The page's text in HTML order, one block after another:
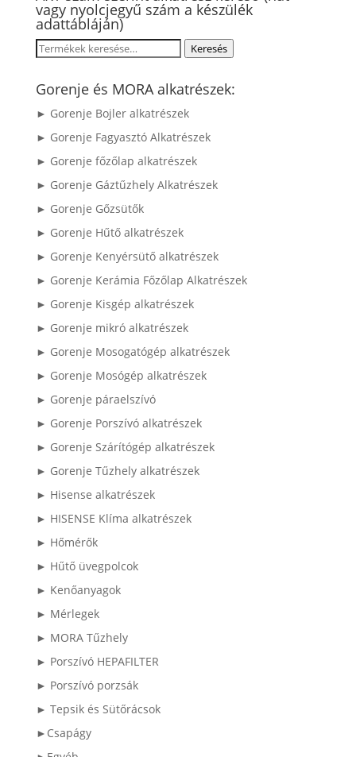
vagy nyolcjegyű szám a készülék
adattábláján)
Keresés
következőre:
Keresés
Gorenje és MORA alkatrészek:
► Gorenje Bojler alkatrészek
► Gorenje Fagyasztó Alkatrészek
► Gorenje főzőlap alkatrészek
► Gorenje Gáztűzhely Alkatrészek
► Gorenje Gőzsütők
► Gorenje Hűtő alkatrészek
► Gorenje Kenyérsütő alkatrészek
► Gorenje Kerámia Főzőlap Alkatrészek
► Gorenje Kisgép alkatrészek
► Gorenje mikró alkatrészek
► Gorenje Mosogatógép alkatrészek
► Gorenje Mosógép alkatrészek
► Gorenje páraelszívó
► Gorenje Porszívó alkatrészek
► Gorenje Szárítógép alkatrészek
► Gorenje Tűzhely alkatrészek
► Hisense alkatrészek
► HISENSE Klíma alkatrészek
► Hőmérők
► Hűtő üvegpolcok
► Kenőanyagok
► Mérlegek
► MORA Tűzhely
► Porszívó HEPAFILTER
► Porszívó porzsák
► Tepsik és Sütőrácsok
►Csapágy